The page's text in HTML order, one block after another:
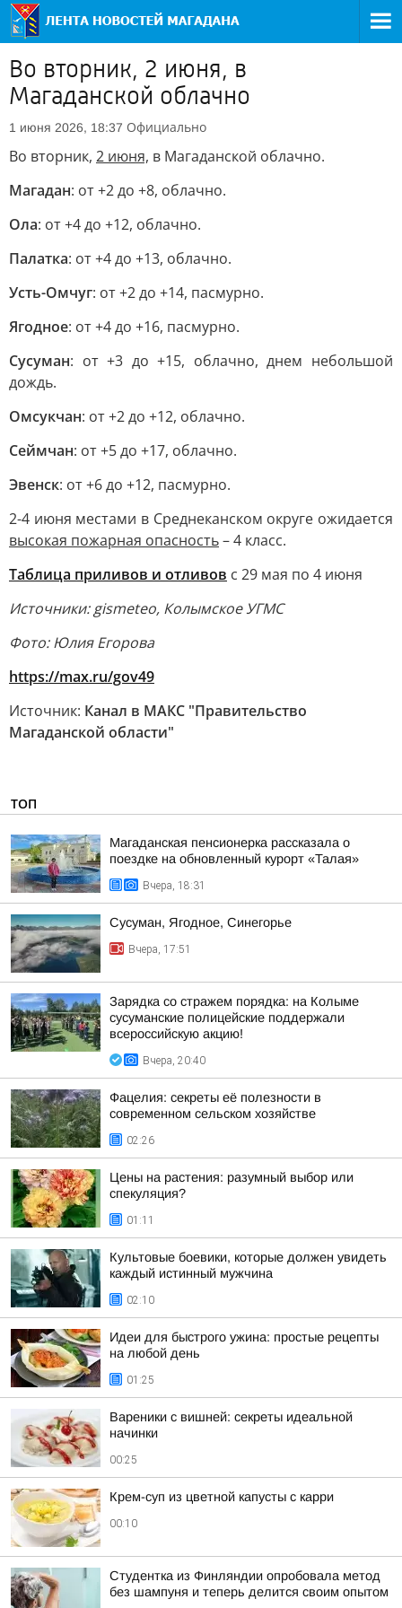
Во вторник, 2 июня, в
Магаданской облачно
1 июня 2026, 18:37 Официально
Во вторник, 2 июня, в Магаданской облачно.
Магадан: от +2 до +8, облачно.
Ола: от +4 до +12, облачно.
Палатка: от +4 до +13, облачно.
Усть-Омчуг: от +2 до +14, пасмурно.
Ягодное: от +4 до +16, пасмурно.
Сусуман: от +3 до +15, облачно, днем небольшой
дождь.
Омсукчан: от +2 до +12, облачно.
Сеймчан: от +5 до +17, облачно.
Эвенск: от +6 до +12, пасмурно.
2-4 июня местами в Среднеканском округе ожидается
высокая пожарная опасность– 4 класс.
Таблица приливов и отливов с 29 мая по 4 июня
Источники: gismeteo, Колымское УГМС
Фото: Юлия Егорова
https://max.ru/gov49
Источник: Канал в МАКС "Правительство
Магаданской области"
ТОП
Магаданская пенсионерка рассказала о
поездке на обновленный курорт «Талая»
Вчера, 18:31
Сусуман, Ягодное, Синегорье
Вчера, 17:51
Зарядка со стражем порядка: на Колыме
сусуманские полицейские поддержали
всероссийскую акцию!
Вчера, 20:40
Фацелия: секреты её полезности в
современном сельском хозяйстве
02:26
Цены на растения: разумный выбор или
спекуляция?
01:11
Культовые боевики, которые должен увидеть
каждый истинный мужчина
02:10
Идеи для быстрого ужина: простые рецепты
на любой день
01:25
Вареники с вишней: секреты идеальной
начинки
00:25
Крем-суп из цветной капусты с карри
00:10
Студентка из Финляндии опробовала метод
без шампуня и теперь делится своим опытом